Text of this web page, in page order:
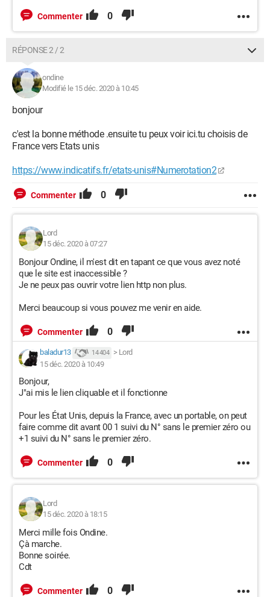
Commenter 0
RÉPONSE 2 / 2
ondine
Modifié le 15 déc. 2020 à 10:45
bonjour
c'est la bonne méthode .ensuite tu peux voir ici.tu choisis de
France vers Etats unis
https://www.indicatifs.fr/etats-unis#Numerotation2
Commenter 0
Lord
15 déc. 2020 à 07:27
Bonjour Ondine, il m'est dit en tapant ce que vous avez noté
que le site est inaccessible ?
Je ne peux pas ouvrir votre lien http non plus.
Merci beaucoup si vous pouvez me venir en aide.
Commenter 0
baladur13 14 404 > Lord
15 déc. 2020 à 10:49
Bonjour,
J"ai mis le lien cliquable et il fonctionne
Pour les État Unis, depuis la France, avec un portable, on peut
faire comme dit avant 00 1 suivi du N° sans le premier zéro ou
+1 suivi du N° sans le premier zéro.
Commenter 0
Lord
15 déc. 2020 à 18:15
Merci mille fois Ondine.
Çà marche.
Bonne soirée.
Cdt
Commenter 0